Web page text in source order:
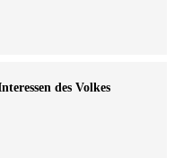
des Volkes